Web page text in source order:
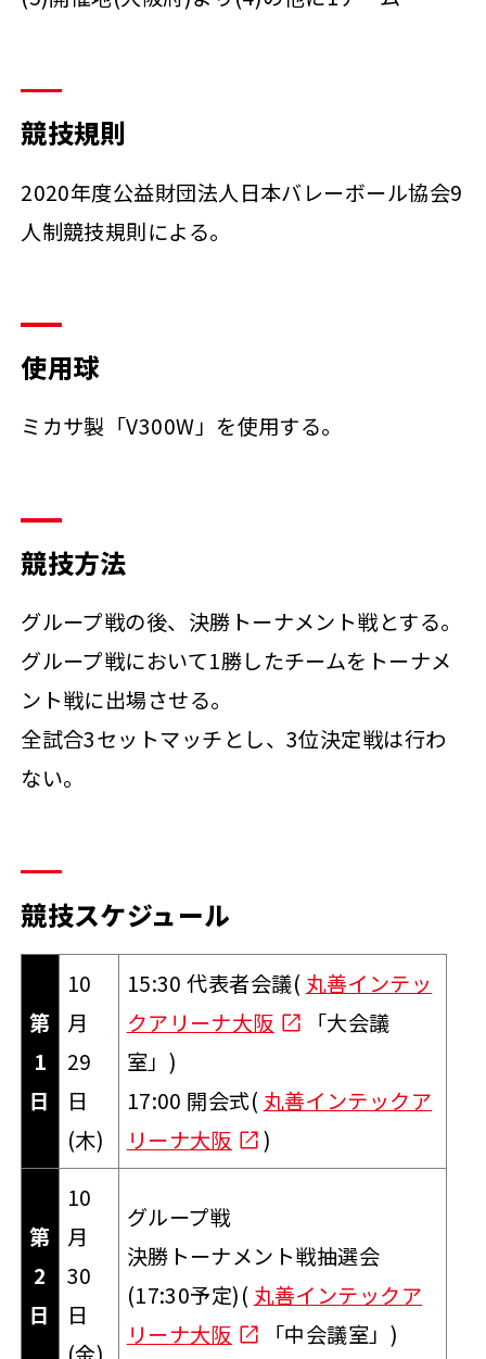
競技規則
2020年度公益財団法人日本バレーボール協会9
人制競技規則による。
使用球
ミカサ製「V300W」を使用する。
競技方法
グループ戦の後、決勝トーナメント戦とする。
グループ戦において1勝したチームをトーナメ
ント戦に出場させる。
全試合3セットマッチとし、3位決定戦は行わ
ない。
競技スケジュール
第
1
日
10
月
29
日
(木)
15:30 代表者会議( 丸善インテッ
クアリーナ大阪
「大会議
室」)
17:00 開会式( 丸善インテックア
リーナ大阪
)
第
2
日
10
月
30
日
グループ戦
決勝トーナメント戦抽選会
(17:30予定)( 丸善インテックア
リーナ大阪
「中会議室」)